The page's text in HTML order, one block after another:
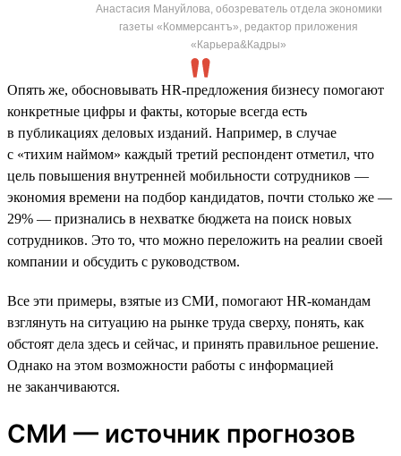
Анастасия Мануйлова, обозреватель отдела экономики
газеты «Коммерсантъ», редактор приложения
«Карьера&Кадры»
Опять же, обосновывать HR-предложения бизнесу помогают
конкретные цифры и факты, которые всегда есть
в публикациях деловых изданий. Например, в случае
с «тихим наймом» каждый третий респондент отметил, что
цель повышения внутренней мобильности сотрудников —
экономия времени на подбор кандидатов, почти столько же —
29% — признались в нехватке бюджета на поиск новых
сотрудников. Это то, что можно переложить на реалии своей
компании и обсудить с руководством.
Все эти примеры, взятые из СМИ, помогают HR-командам
взглянуть на ситуацию на рынке труда сверху, понять, как
обстоят дела здесь и сейчас, и принять правильное решение.
Однако на этом возможности работы с информацией
не заканчиваются.
СМИ — источник прогнозов